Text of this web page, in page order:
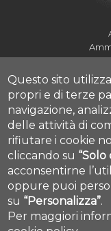
Questo sito
propri e di terze
navigazione,
delle attività di
rifiutare i cookie
cliccando su “Solo
acconsentirne
oppure puoi
su “Personalizza”.
Per maggiori